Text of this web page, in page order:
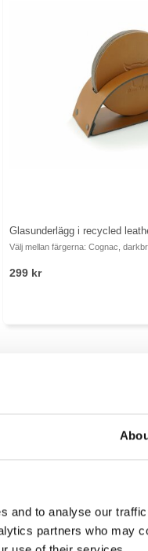
and to analyse our
partners who may
Glasunderlägg i recycled
Välj mellan färgerna: Cognac,
299 kr